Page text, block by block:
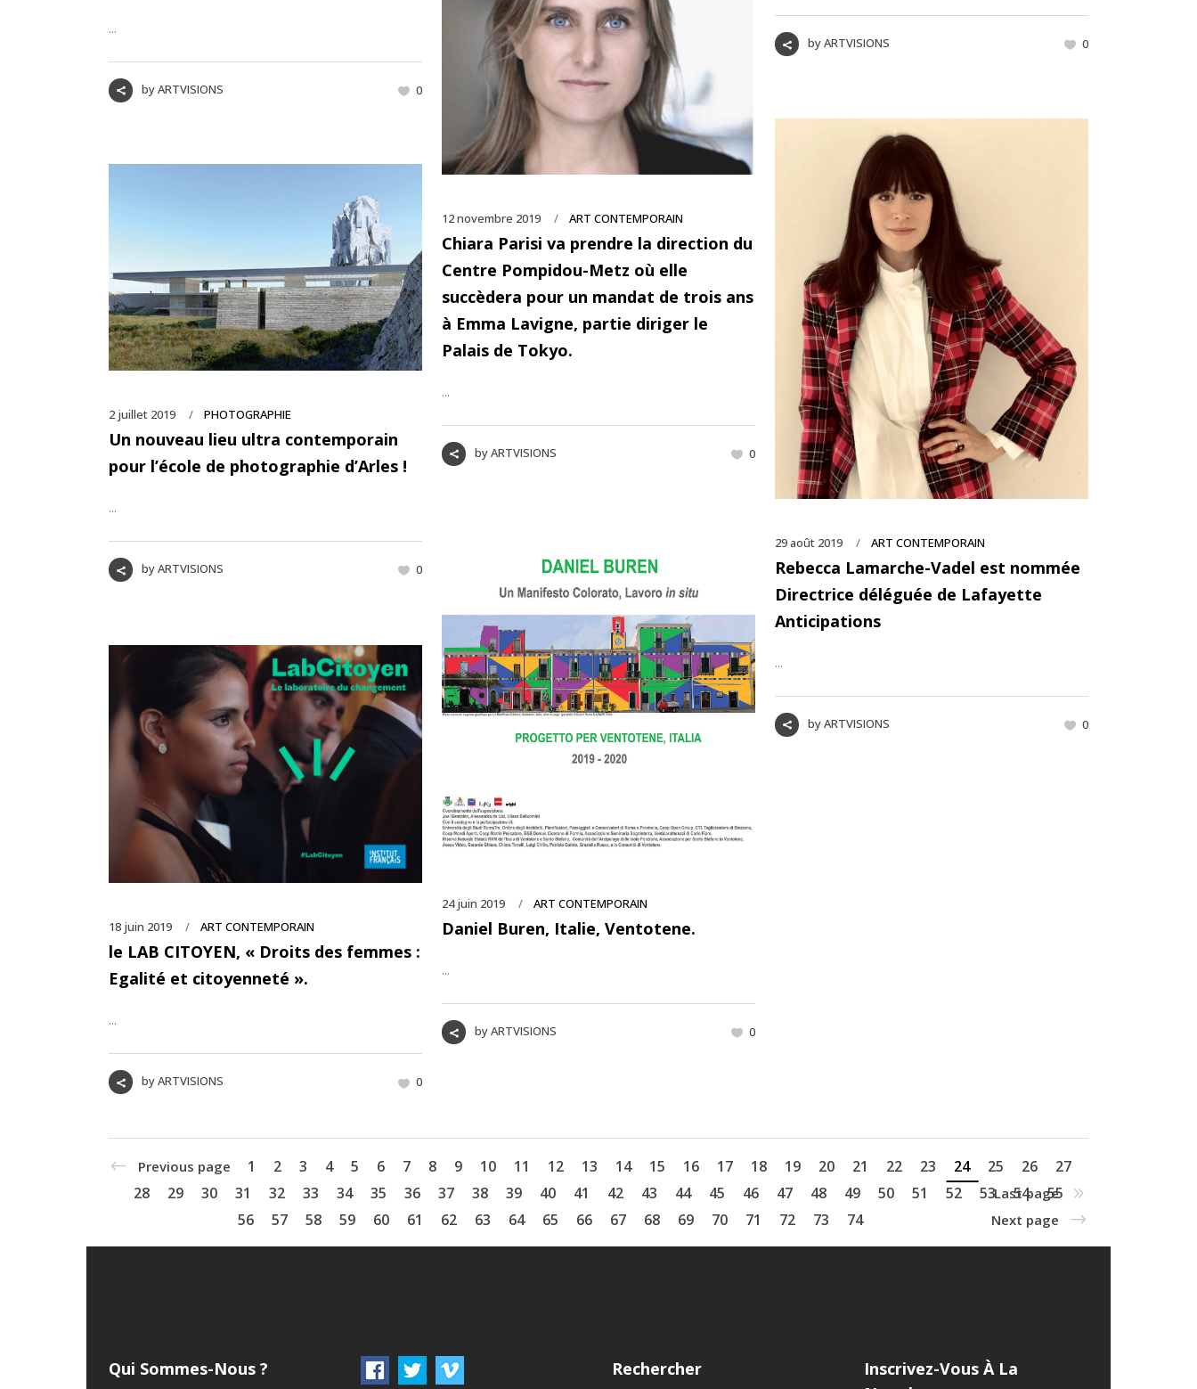
...
byARTVISIONS 0
byARTVISIONS 0
12 novembre 2019 ART CONTEMPORAIN
Chiara Parisi va prendre la direction du
Centre Pompidou-Metz où elle
succèdera pour un mandat de trois ans
à Emma Lavigne, partie diriger le
Palais de Tokyo.
...
byARTVISIONS 0
29 août 2019 ART CONTEMPORAIN
Rebecca Lamarche-Vadel est nommée
Directrice déléguée de Lafayette
Anticipations
...
byARTVISIONS 0
2 juillet 2019 PHOTOGRAPHIE
Un nouveau lieu ultra contemporain
pour l’école de photographie d’Arles !
...
byARTVISIONS 0
24 juin 2019 ART CONTEMPORAIN
Daniel Buren, Italie, Ventotene.
...
byARTVISIONS 0
18 juin 2019 ART CONTEMPORAIN
le LAB CITOYEN, « Droits des femmes :
Egalité et citoyenneté ».
...
byARTVISIONS 0
Previous page 1 2 3 4 5 6 7 8 9 10 11 12 13 14 15 16 17 18 19 20 21 22 23 24 25 26
27
28
29 30 31 32 33 34 35 36 37 38 39 40 41 42 43 44 45 46 47 48 49 50 51 52 53 54
55
56
57 58 59 60 61 62 63 64 65 66 67 68 69 70 71 72 73 74
Last page
Next page
Qui Sommes-Nous ? Rechercher
Inscrivez-Vous À La